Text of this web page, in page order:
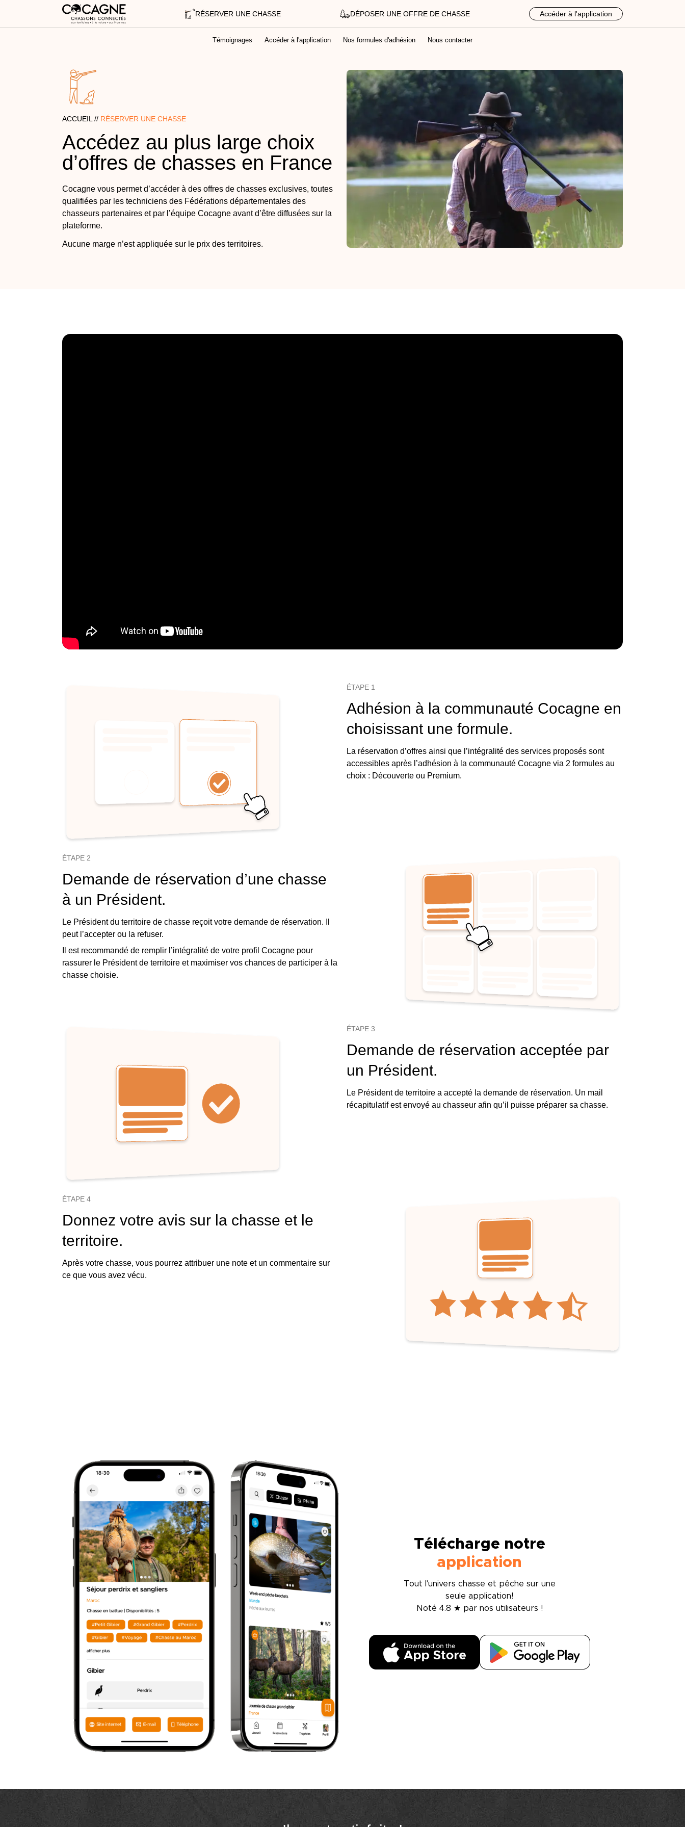
RÉSERVER UNE CHASSE DÉPOSER UNE OFFRE DE CHASSE Accéder à l'application
Témoignages Accéder à l'application Nos formules d'adhésion Nous contacter
ACCUEIL // RÉSERVER UNE CHASSE
Accédez au plus large choix
d’offres de chasses en France
Cocagne vous permet d’accéder à des offres de chasses exclusives, toutes
qualifiées par les techniciens des Fédérations départementales des
chasseurs partenaires et par l’équipe Cocagne avant d’être diffusées sur la
plateforme.
Aucune marge n’est appliquée sur le prix des territoires.
ÉTAPE 1
Adhésion à la communauté Cocagne en
choisissant une formule.
La réservation d’offres ainsi que l’intégralité des services proposés sont
accessibles après l’adhésion à la communauté Cocagne via 2 formules au
choix : Découverte ou Premium.
ÉTAPE 2
Demande de réservation d’une chasse
à un Président.
Le Président du territoire de chasse reçoit votre demande de réservation. Il
peut l’accepter ou la refuser.
Il est recommandé de remplir l’intégralité de votre profil Cocagne pour
rassurer le Président de territoire et maximiser vos chances de participer à la
chasse choisie.
ÉTAPE 3
Demande de réservation acceptée par
un Président.
Le Président de territoire a accepté la demande de réservation. Un mail
récapitulatif est envoyé au chasseur afin qu’il puisse préparer sa chasse.
ÉTAPE 4
Donnez votre avis sur la chasse et le
territoire.
Après votre chasse, vous pourrez attribuer une note et un commentaire sur
ce que vous avez vécu.
Télécharge notre
application
Tout l'univers chasse et pêche sur une
seule application!
Noté 4.8 ★ par nos utilisateurs !